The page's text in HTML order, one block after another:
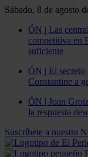
Sábado, 8 de agosto
ÓN | Las
competitiva en
suficiente
ÓN | El
Constantine a
ÓN | Joan
la respuesta
Suscríbete a nuestra